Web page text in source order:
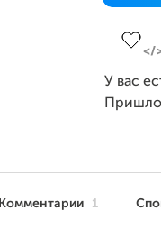
У вас
Комментарии 1